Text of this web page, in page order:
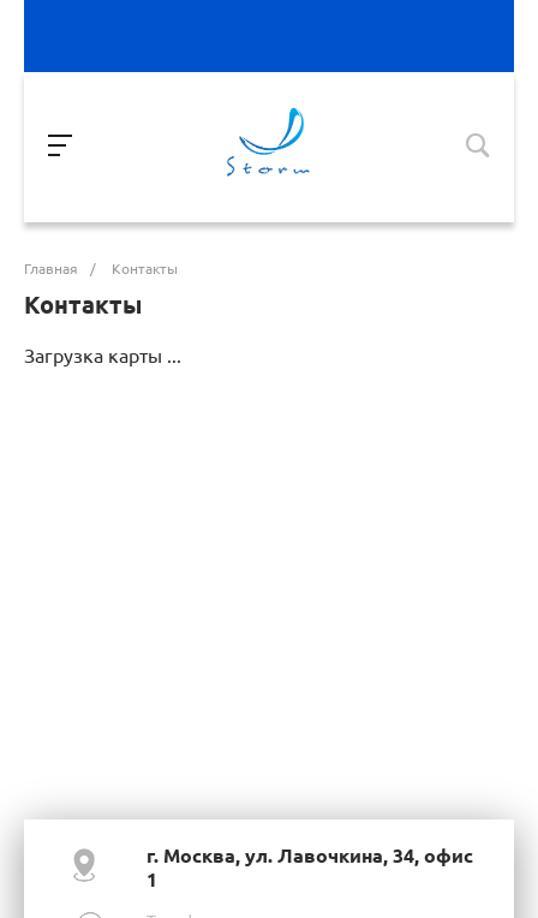
Главная / Контакты
Контакты
Загрузка карты ...
г. Москва, ул. Лавочкина, 34, офис
1